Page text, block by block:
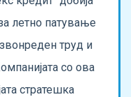
летно патување
труд и
со ова
стратешка